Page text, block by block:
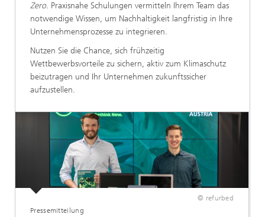
Zero. Praxisnahe Schulungen vermitteln Ihrem Team das
notwendige Wissen, um Nachhaltigkeit langfristig in Ihre
Unternehmensprozesse zu integrieren.
Nutzen Sie die Chance, sich frühzeitig
Wettbewerbsvorteile zu sichern, aktiv zum Klimaschutz
beizutragen und Ihr Unternehmen zukunftssicher
aufzustellen.
© refurbed
Pressemitteilung